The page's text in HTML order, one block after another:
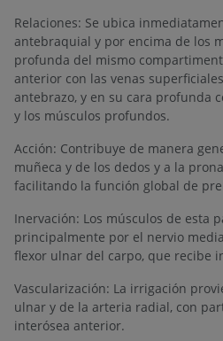
Relaciones: Se ubica
antebraquial y por encima de los
profunda del mismo
anterior con las venas
antebrazo, y en su cara profunda
y los músculos profundos.
Acción: Contribuye de manera
muñeca y de los dedos y a la
facilitando la función global de
Inervación: Los músculos de esta
principalmente por el nervio
flexor ulnar del carpo, que recibe
Vascularización: La irrigación
ulnar y de la arteria radial, con
interósea anterior.